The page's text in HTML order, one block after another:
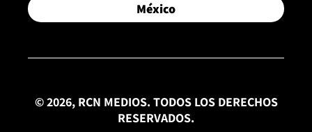
México
© 2026, RCN MEDIOS. TODOS LOS DERECHOS
RESERVADOS.